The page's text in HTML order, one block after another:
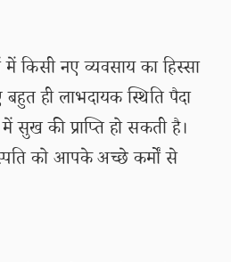
किसी नए व्यवसाय का हिस्सा
ही लाभदायक स्थिति पैदा
सुख की प्राप्ति हो सकती है।
को आपके अच्छे कर्मों से